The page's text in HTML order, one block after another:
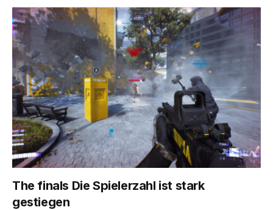
The finals Die Spielerzahl ist stark
gestiegen